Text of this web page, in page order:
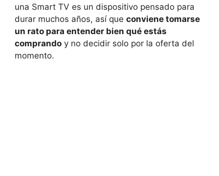
una Smart TV es un dispositivo pensado para
durar muchos años, así que conviene tomarse
un rato para entender bien qué estás
comprando y no decidir solo por la oferta del
momento.